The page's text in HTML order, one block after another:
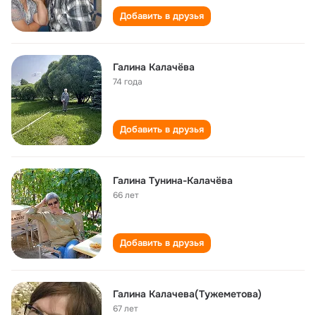
Добавить в друзья
Галина Калачёва
74 года
Добавить в друзья
Галина Тунина-Калачёва
66 лет
Добавить в друзья
Галина Калачева(Тужеметова)
67 лет